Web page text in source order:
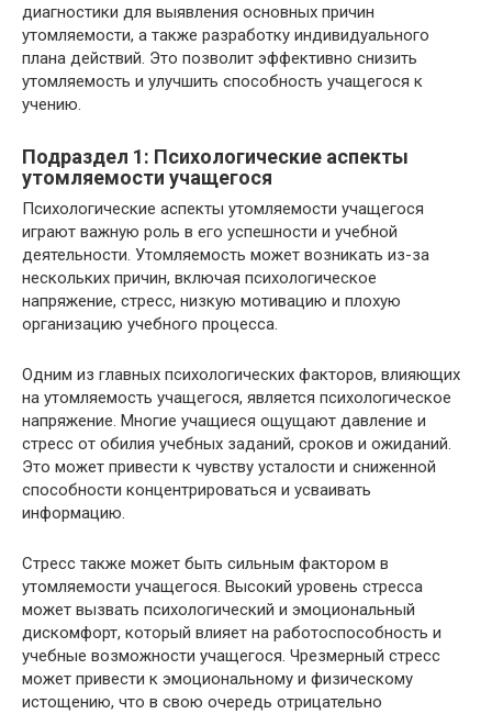
диагностики для выявления основных причин
утомляемости, а также разработку индивидуального
плана действий. Это позволит эффективно снизить
утомляемость и улучшить способность учащегося к
учению.
Подраздел 1: Психологические аспекты
утомляемости учащегося
Психологические аспекты утомляемости учащегося
играют важную роль в его успешности и учебной
деятельности. Утомляемость может возникать из-за
нескольких причин, включая психологическое
напряжение, стресс, низкую мотивацию и плохую
организацию учебного процесса.
Одним из главных психологических факторов, влияющих
на утомляемость учащегося, является психологическое
напряжение. Многие учащиеся ощущают давление и
стресс от обилия учебных заданий, сроков и ожиданий.
Это может привести к чувству усталости и сниженной
способности концентрироваться и усваивать
информацию.
Стресс также может быть сильным фактором в
утомляемости учащегося. Высокий уровень стресса
может вызвать психологический и эмоциональный
дискомфорт, который влияет на работоспособность и
учебные возможности учащегося. Чрезмерный стресс
может привести к эмоциональному и физическому
истощению, что в свою очередь отрицательно